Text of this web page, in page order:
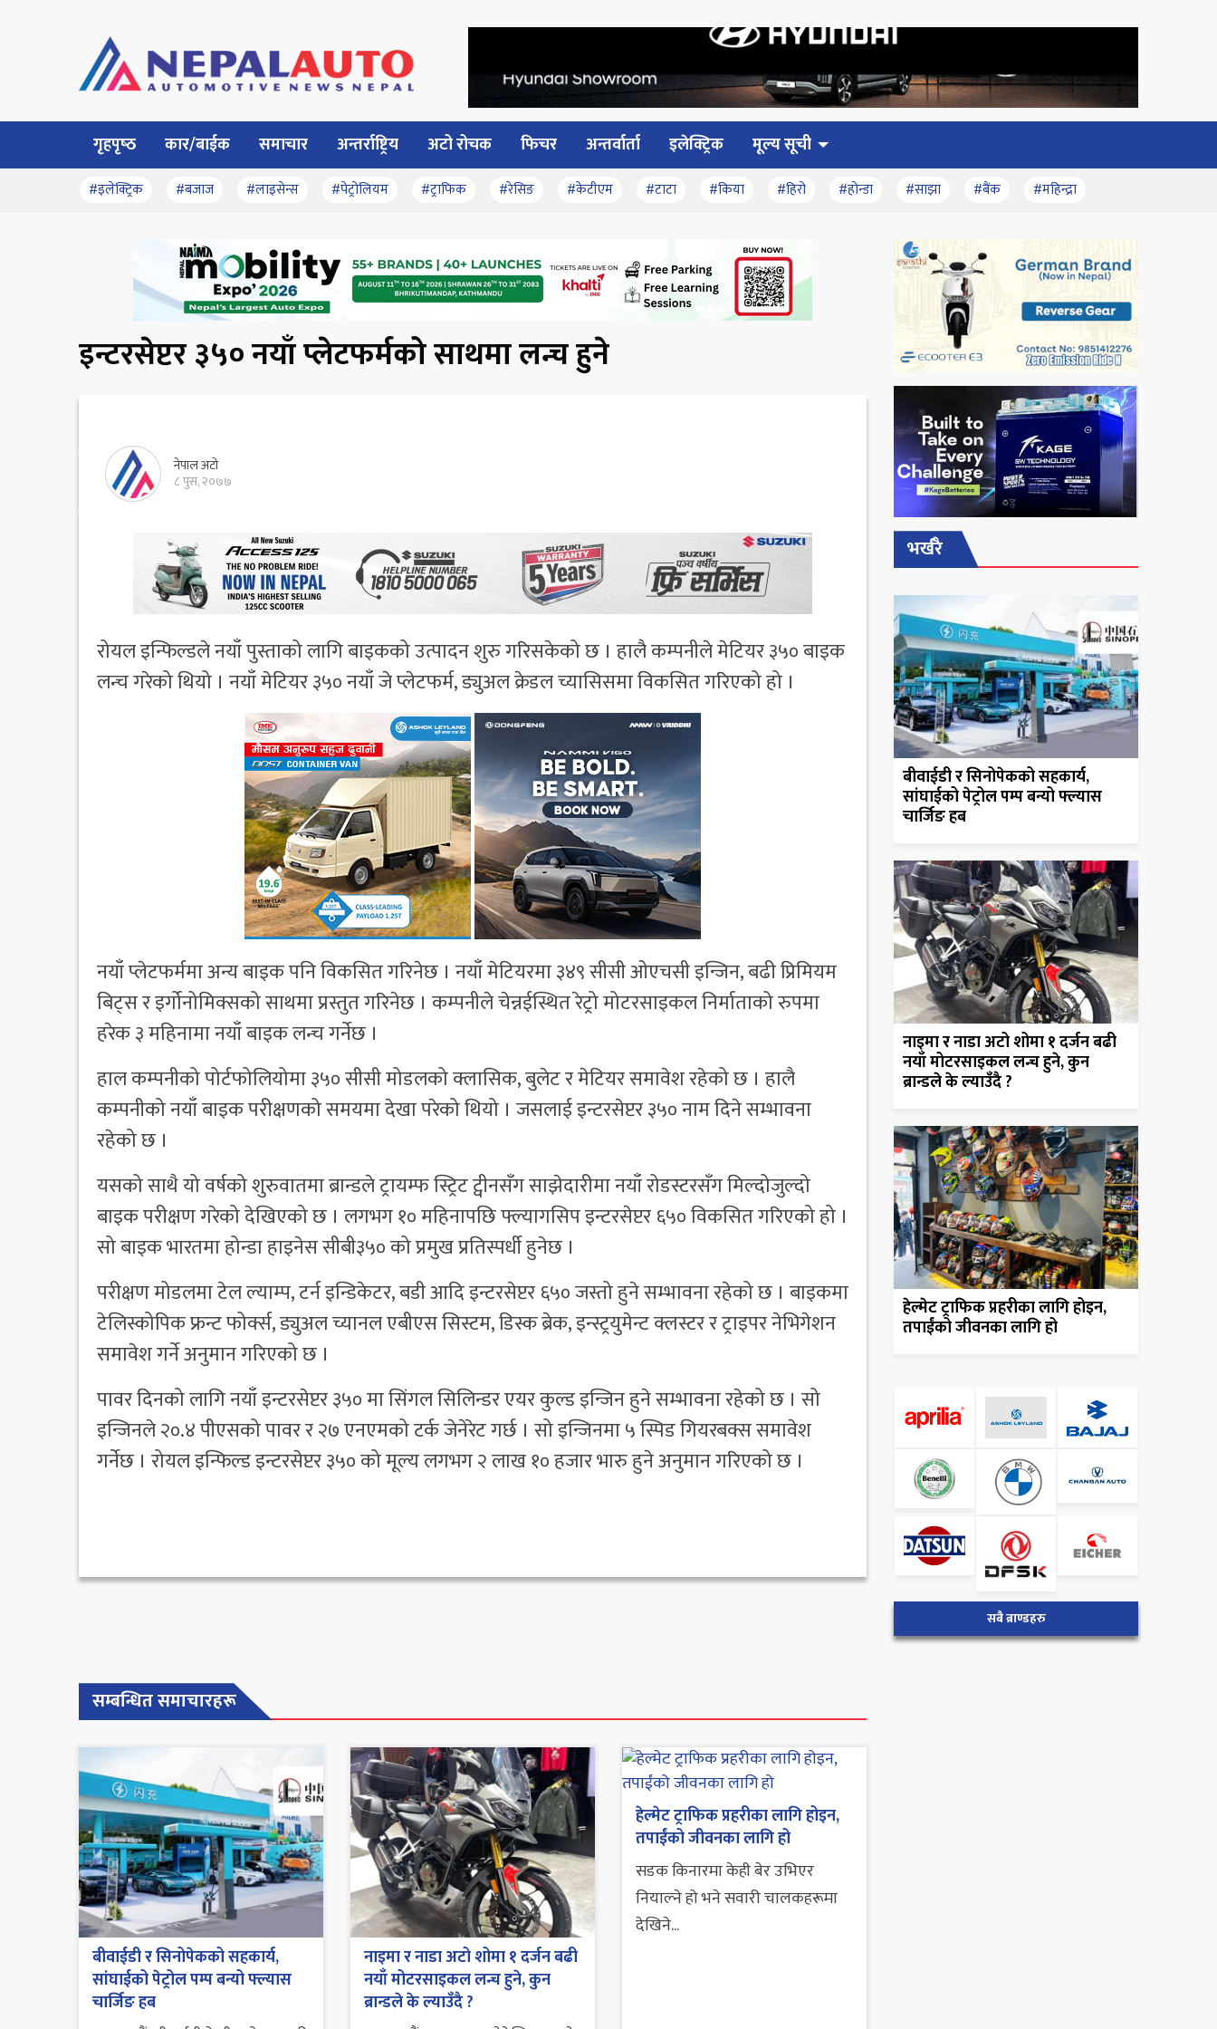
गृहपृष्‍ठ कार/बाईक समाचार अन्तर्राष्ट्रिय अटो रोचक फिचर अन्तर्वार्ता इलेक्ट्रिक मूल्य सूची
#इलेक्ट्रिक #बजाज #लाइसेन्स #पेट्रोलियम #ट्राफिक #रेसिङ #केटीएम #टाटा #किया #हिरो #होन्डा #साझा #बैंक #महिन्द्रा
इन्टरसेप्टर ३५० नयाँ प्लेटफर्मको साथमा लन्च हुने
नेपाल अटो
८ पुस, २०७७
रोयल इन्फिल्डले नयाँ पुस्ताको लागि बाइकको उत्पादन शुरु गरिसकेको छ । हालै कम्पनीले मेटियर ३५० बाइक
लन्च गरेको थियो । नयाँ मेटियर ३५० नयाँ जे प्लेटफर्म, ड्युअल क्रेडल च्यासिसमा विकसित गरिएको हो ।
नयाँ प्लेटफर्ममा अन्य बाइक पनि विकसित गरिनेछ । नयाँ मेटियरमा ३४९ सीसी ओएचसी इन्जिन, बढी प्रिमियम
बिट्स र इर्गोनोमिक्सको साथमा प्रस्तुत गरिनेछ । कम्पनीले चेन्नईस्थित रेट्रो मोटरसाइकल निर्माताको रुपमा
हरेक ३ महिनामा नयाँ बाइक लन्च गर्नेछ ।
हाल कम्पनीको पोर्टफोलियोमा ३५० सीसी मोडलको क्लासिक, बुलेट र मेटियर समावेश रहेको छ । हालै
कम्पनीको नयाँ बाइक परीक्षणको समयमा देखा परेको थियो । जसलाई इन्टरसेप्टर ३५० नाम दिने सम्भावना
रहेको छ ।
यसको साथै यो वर्षको शुरुवातमा ब्रान्डले ट्रायम्फ स्ट्रिट ट्वीनसँग साझेदारीमा नयाँ रोडस्टरसँग मिल्दोजुल्दो
बाइक परीक्षण गरेको देखिएको छ । लगभग १० महिनापछि फ्ल्यागसिप इन्टरसेप्टर ६५० विकसित गरिएको हो ।
सो बाइक भारतमा होन्डा हाइनेस सीबी३५० को प्रमुख प्रतिस्पर्धी हुनेछ ।
परीक्षण मोडलमा टेल ल्याम्प, टर्न इन्डिकेटर, बडी आदि इन्टरसेप्टर ६५० जस्तो हुने सम्भावना रहेको छ । बाइकमा
टेलिस्कोपिक फ्रन्ट फोर्क्स, ड्युअल च्यानल एबीएस सिस्टम, डिस्क ब्रेक, इन्स्ट्रयुमेन्ट क्लस्टर र ट्राइपर नेभिगेशन
समावेश गर्ने अनुमान गरिएको छ ।
पावर दिनको लागि नयाँ इन्टरसेप्टर ३५० मा सिंगल सिलिन्डर एयर कुल्ड इन्जिन हुने सम्भावना रहेको छ । सो
इन्जिनले २०.४ पीएसको पावर र २७ एनएमको टर्क जेनेरेट गर्छ । सो इन्जिनमा ५ स्पिड गियरबक्स समावेश
गर्नेछ । रोयल इन्फिल्ड इन्टरसेप्टर ३५० को मूल्य लगभग २ लाख १० हजार भारु हुने अनुमान गरिएको छ ।
सम्बन्धित समाचारहरू
बीवाईडी र सिनोपेकको सहकार्य,
सांघाईको पेट्रोल पम्प बन्यो फ्ल्यास
चार्जिङ हब
नाइमा र नाडा अटो शोमा १ दर्जन बढी
नयाँ मोटरसाइकल लन्च हुने, कुन
ब्रान्डले के ल्याउँदै ?
हेल्मेट ट्राफिक प्रहरीका लागि होइन,
तपाईंको जीवनका लागि हो
सडक किनारमा केही बेर उभिएर
नियाल्ने हो भने सवारी चालकहरूमा
देखिने...
भर्खरै
बीवाईडी र सिनोपेकको सहकार्य,
सांघाईको पेट्रोल पम्प बन्यो फ्ल्यास
चार्जिङ हब
नाइमा र नाडा अटो शोमा १ दर्जन बढी
नयाँ मोटरसाइकल लन्च हुने, कुन
ब्रान्डले के ल्याउँदै ?
हेल्मेट ट्राफिक प्रहरीका लागि होइन,
तपाईंको जीवनका लागि हो
सबै ब्राण्डहरु